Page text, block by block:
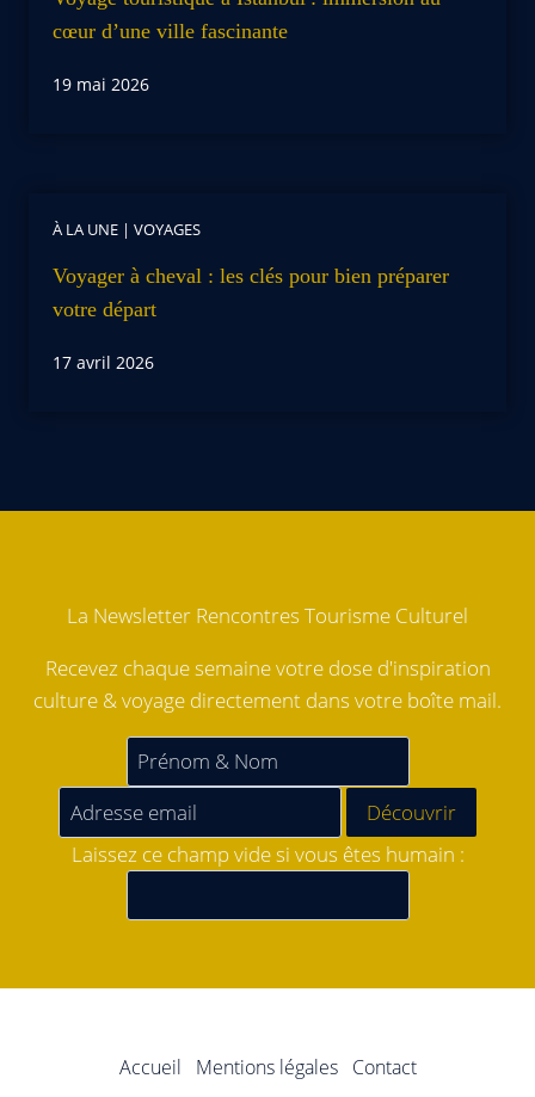
cœur d’une ville fascinante
19 mai 2026
À LA UNE | VOYAGES
Voyager à cheval : les clés pour bien préparer
votre départ
17 avril 2026
La Newsletter Rencontres Tourisme Culturel
Recevez chaque semaine votre dose d'inspiration
culture & voyage directement dans votre boîte mail.
Laissez ce champ vide si vous êtes humain :
Accueil Mentions légales Contact